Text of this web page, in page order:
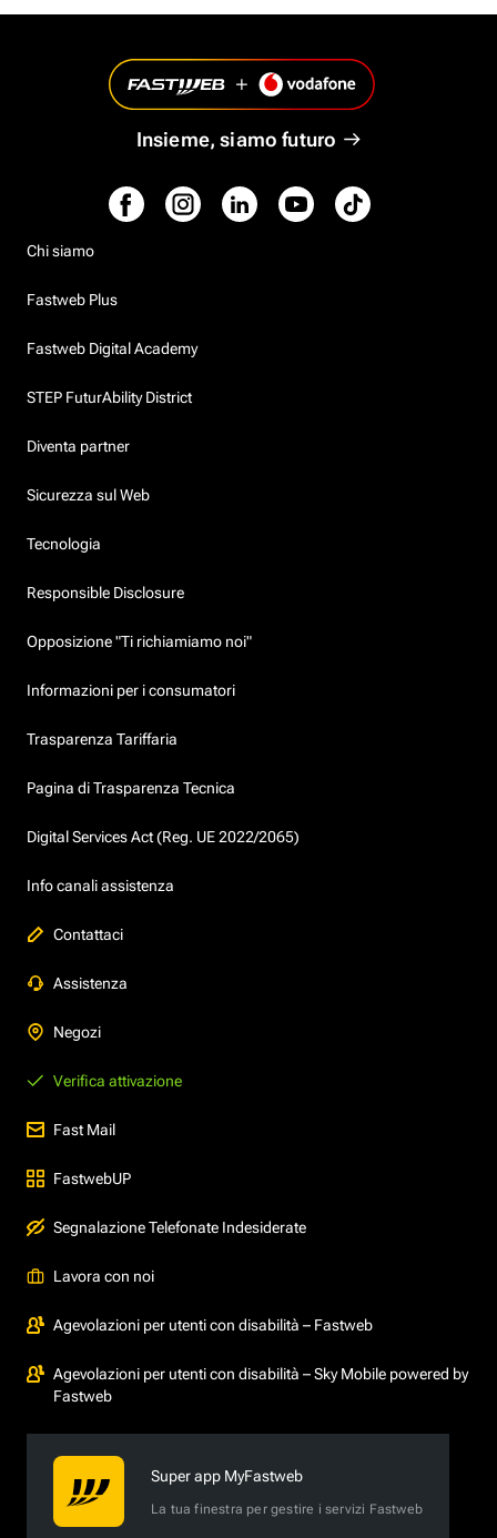
Insieme, siamo futuro
Chi siamo
Fastweb Plus
Fastweb Digital Academy
STEP FuturAbility District
Diventa partner
Sicurezza sul Web
Tecnologia
Responsible Disclosure
Opposizione "Ti richiamiamo noi"
Informazioni per i consumatori
Trasparenza Tariffaria
Pagina di Trasparenza Tecnica
Digital Services Act (Reg. UE 2022/2065)
Info canali assistenza
Contattaci
Assistenza
Negozi
Verifica attivazione
Fast Mail
FastwebUP
Segnalazione Telefonate Indesiderate
Lavora con noi
Agevolazioni per utenti con disabilità – Fastweb
Agevolazioni per utenti con disabilità – Sky Mobile powered by
Fastweb
Super app MyFastweb
La tua finestra per gestire i servizi Fastweb